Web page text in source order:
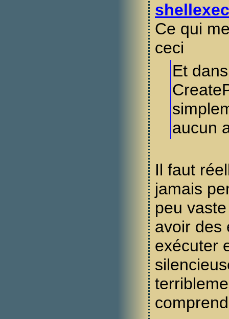
Ce qui
ceci
Et
aucun
Il faut
jamais
peu
avoir des
exécuter